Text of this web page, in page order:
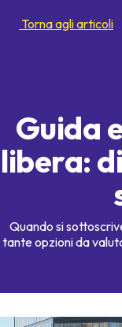
Torna agli articoli
Guida
libera:
Quando si
tante opzioni da